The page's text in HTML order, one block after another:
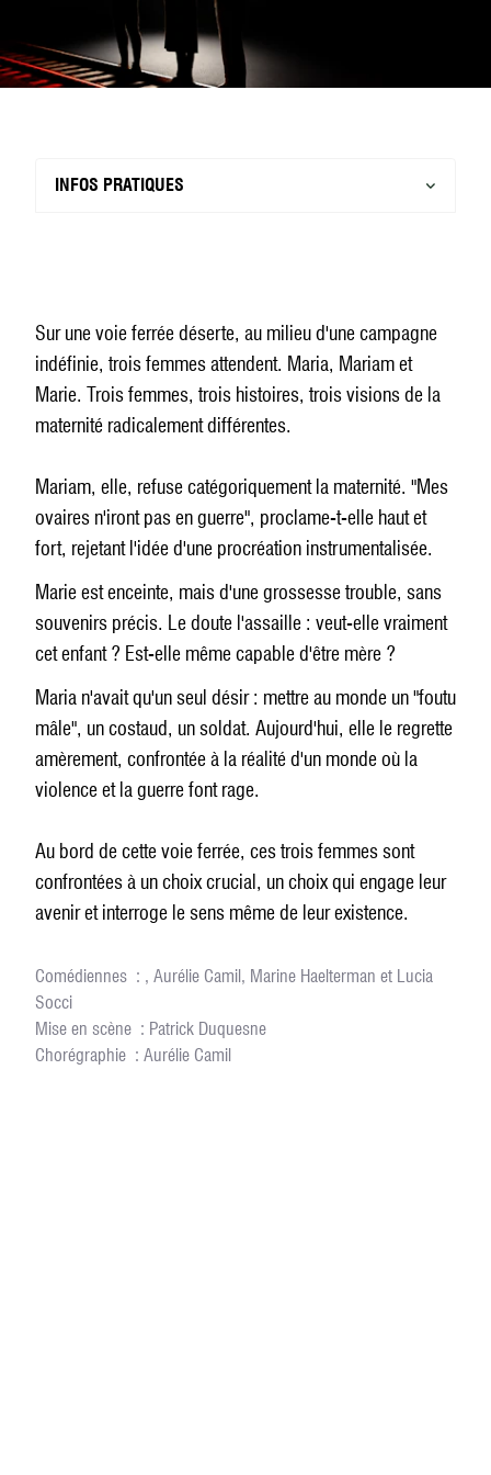
Sur une voie ferrée déserte, au milieu d'une campagne
indéfinie, trois femmes attendent. Maria, Mariam et
Marie. Trois femmes, trois histoires, trois visions de la
maternité radicalement différentes.
Mariam, elle, refuse catégoriquement la maternité. "Mes
ovaires n'iront pas en guerre", proclame-t-elle haut et
fort, rejetant l'idée d'une procréation instrumentalisée.
Marie est enceinte, mais d'une grossesse trouble, sans
souvenirs précis. Le doute l'assaille : veut-elle vraiment
cet enfant ? Est-elle même capable d'être mère ?
Maria n'avait qu'un seul désir : mettre au monde un "foutu
mâle", un costaud, un soldat. Aujourd'hui, elle le regrette
amèrement, confrontée à la réalité d'un monde où la
violence et la guerre font rage.
Au bord de cette voie ferrée, ces trois femmes sont
confrontées à un choix crucial, un choix qui engage leur
avenir et interroge le sens même de leur existence.
Comédiennes : , Aurélie Camil, Marine Haelterman et Lucia
Socci
Mise en scène : Patrick Duquesne
Chorégraphie : Aurélie Camil
INFOS PRATIQUES